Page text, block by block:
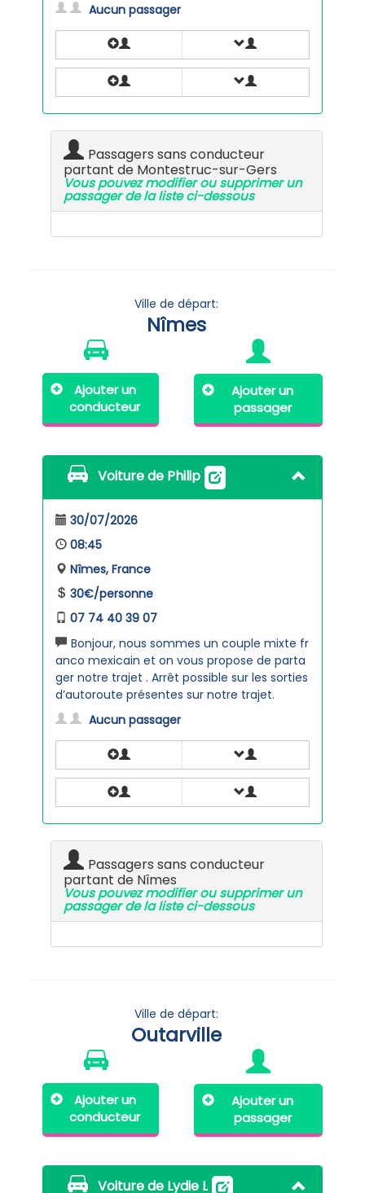
Aucun passager
Passagers sans conducteur
partant de Montestruc-sur-Gers
Vous pouvez modifier ou supprimer un
passager de la liste ci-dessous
Ville de départ:
Nîmes
Ajouter un
conducteur
Ajouter un
passager
Voiture de Philip
30/07/2026
08:45
Nîmes, France
30€/personne
07 74 40 39 07
Bonjour, nous sommes un couple mixte fr
anco mexicain et on vous propose de parta
ger notre trajet . Arrêt possible sur les sorties
d’autoroute présentes sur notre trajet.
Aucun passager
Passagers sans conducteur
partant de Nîmes
Vous pouvez modifier ou supprimer un
passager de la liste ci-dessous
Ville de départ:
Outarville
Ajouter un
conducteur
Ajouter un
passager
Voiture de Lydie L